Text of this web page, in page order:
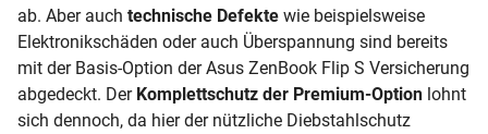
ab. Aber auch technische Defekte wie beispielsweise
Elektronikschäden oder auch Überspannung sind bereits
mit der Basis-Option der Asus ZenBook Flip S Versicherung
abgedeckt. Der Komplettschutz der Premium-Option lohnt
sich dennoch, da hier der nützliche Diebstahlschutz